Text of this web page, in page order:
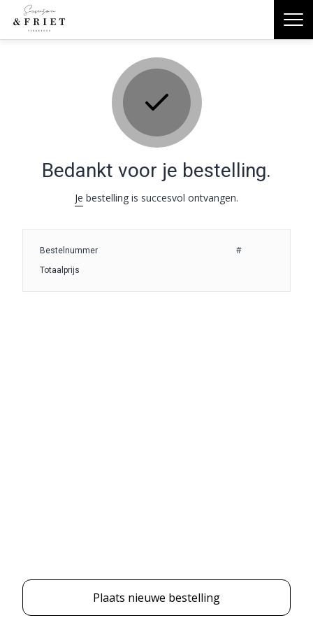
Bedankt voor je bestelling.
Je bestelling is succesvol ontvangen.
Bestelnummer #
Totaalprijs
Plaats nieuwe bestelling